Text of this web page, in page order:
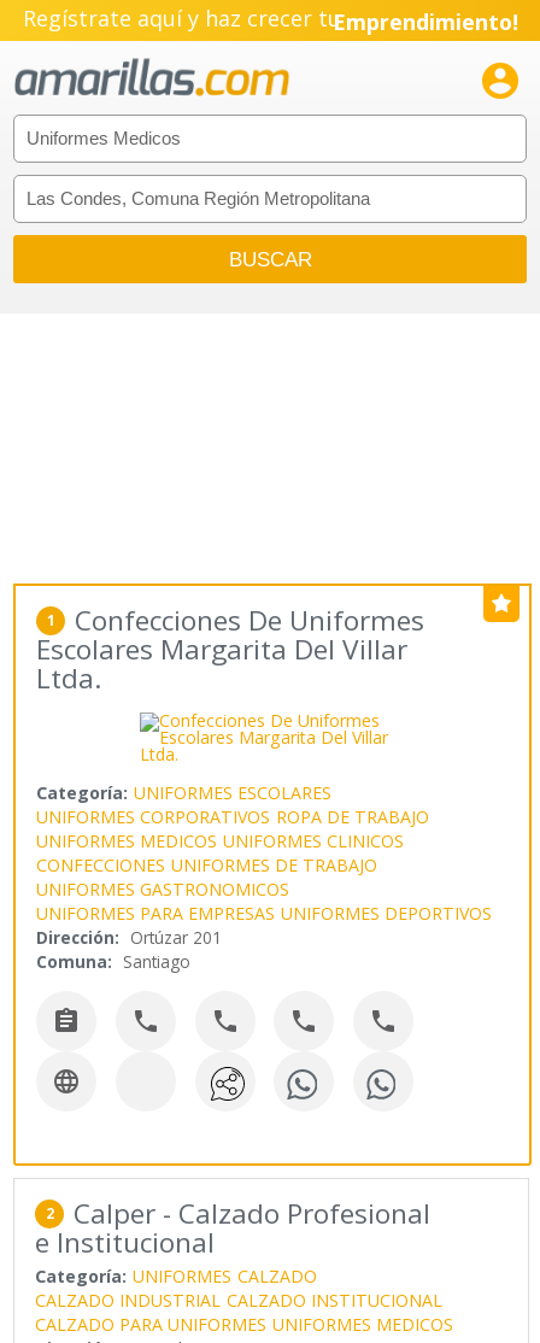
Regístrate aquí y haz crecer tuEmprendimiento!

1 Confecciones De Uniformes
Escolares Margarita Del Villar
Ltda.
Categoría: UNIFORMES ESCOLARES
UNIFORMES CORPORATIVOS ROPA DE TRABAJO
UNIFORMES MEDICOS UNIFORMES CLINICOS
CONFECCIONES UNIFORMES DE TRABAJO
UNIFORMES GASTRONOMICOS
UNIFORMES PARA EMPRESAS UNIFORMES DEPORTIVOS
Dirección: Ortúzar 201
Comuna: Santiago
    

2 Calper - Calzado Profesional
e Institucional
Categoría: UNIFORMES CALZADO
CALZADO INDUSTRIAL CALZADO INSTITUCIONAL
CALZADO PARA UNIFORMES UNIFORMES MEDICOS